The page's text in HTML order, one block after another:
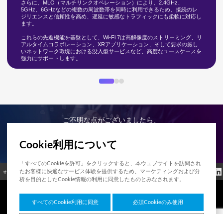
さらに、MLO（マルチリンクオペレーション）により、2.4GHz、
5GHz、6GHzなどの複数の周波数帯を同時に利用できるため、接続のレ
ジリエンスと信頼性を高め、遅延に敏感なトラフィックにも柔軟に対応し
ます。
これらの先進機能を基盤として、Wi-Fi 7は高解像度のストリーミング、リ
アルタイムコラボレーション、XRアプリケーション、そして要求の厳し
いネットワーク環境における没入型サービスなど、高度なユースケースを
強力にサポートします。
ご不明な点がございましたら、
お問い合わせ
オープンソース 認証 お問い合わせ
クッキーポリシ
ー
規制情報
7F HUMAX Village, 216, Hwangsaeul-ro, Bundang-gu, Seongnam-si, Gyeonggi-do,
Cookie利用について
「すべてのCookieを許可」をクリックすると、本ウェブサイトを訪問され
たお客様に快適なサービス体験を提供するため、マーケティングおよび分
析を目的としたCookie情報の利用に同意したものとみなされます。
すべてのCookie利用に同意 必須Cookieのみ使用